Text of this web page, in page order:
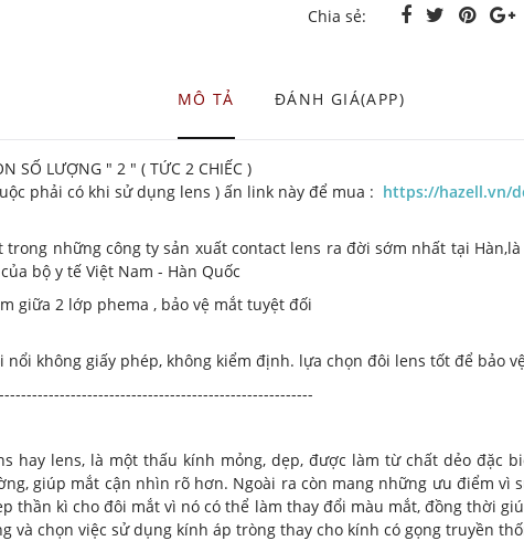
Chia sẻ:
MÔ TẢ ĐÁNH GIÁ(APP)
SỐ LƯỢNG " 2 " ( TỨC 2 CHIẾC )
phải có khi sử dụng lens ) ấn link này để mua : https://hazell.vn/
trong những công ty sản xuất contact lens ra đời sớm nhất tại
bộ y tế Việt Nam - Hàn Quốc
giữa 2 lớp phema , bảo vệ mắt tuyệt đối
không giấy phép, không kiểm định. lựa chọn đôi lens tốt để bảo
hay lens, là một thấu kính mỏng, dẹp, được làm từ chất dẻo
giúp mắt cận nhìn rõ hơn. Ngoài ra còn mang những ưu điểm vì
thần kì cho đôi mắt vì nó có thể làm thay đổi màu mắt, đồng thời
và chọn việc sử dụng kính áp tròng thay cho kính có gọng truyền